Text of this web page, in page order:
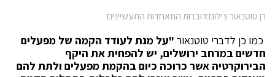
רן טוטנאור צילום:דוברות התאחדות התעשיינים
כמו כן לדברי טוטנאור"על מנת לעודד הקמה של מפעלים
חדשים במרחב ירושלים, יש להפחית את היקף
הבירוקרטיה אשר כרוכה כיום בהקמת מפעלים ולתת להם